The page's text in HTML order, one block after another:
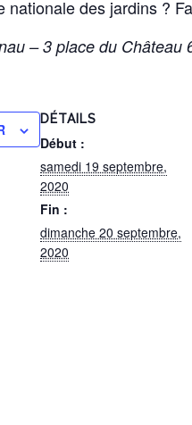
nationale des jardins ?
– 3 place du Château
DÉTAILS
Début :
samedi 19 septembre,
2020
Fin :
dimanche 20 septembre,
2020